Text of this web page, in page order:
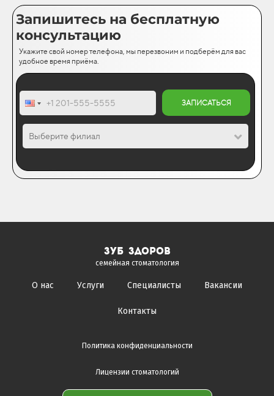
Запишитесь на бесплатную
консультацию
Укажите свой номер телефона, мы перезвоним и подберём для вас
удобное время приёма.
ЗАПИСАТЬСЯ
Выберите филиал
зуб здоров
семейная стоматология
О нас Услуги Специалисты Вакансии
Контакты
Политика конфиденциальности
Лицензии стоматологий